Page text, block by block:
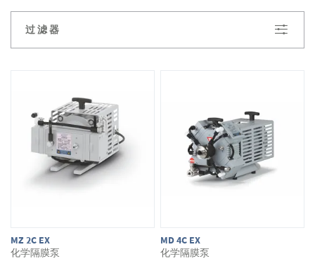
MZ 2C EX
化学隔膜泵
MD 4C EX
化学隔膜泵
过滤器